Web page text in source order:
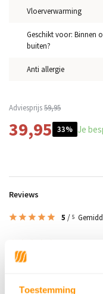
Toestemming
Adviesprijs59,95
39,95 33% Je
Vloerverwarming
Geschikt voor: Binnen
buiten?
Anti allergie
Reviews
5 / 5
Gepost door: